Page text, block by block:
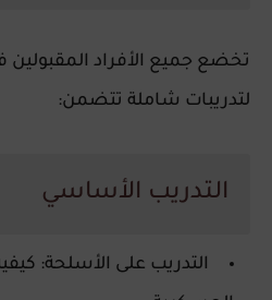
تخضع جميع الأفراد
لتدريبات شاملة تتضمن:
التدريب الأساسي
التدريب على الأسلحة: